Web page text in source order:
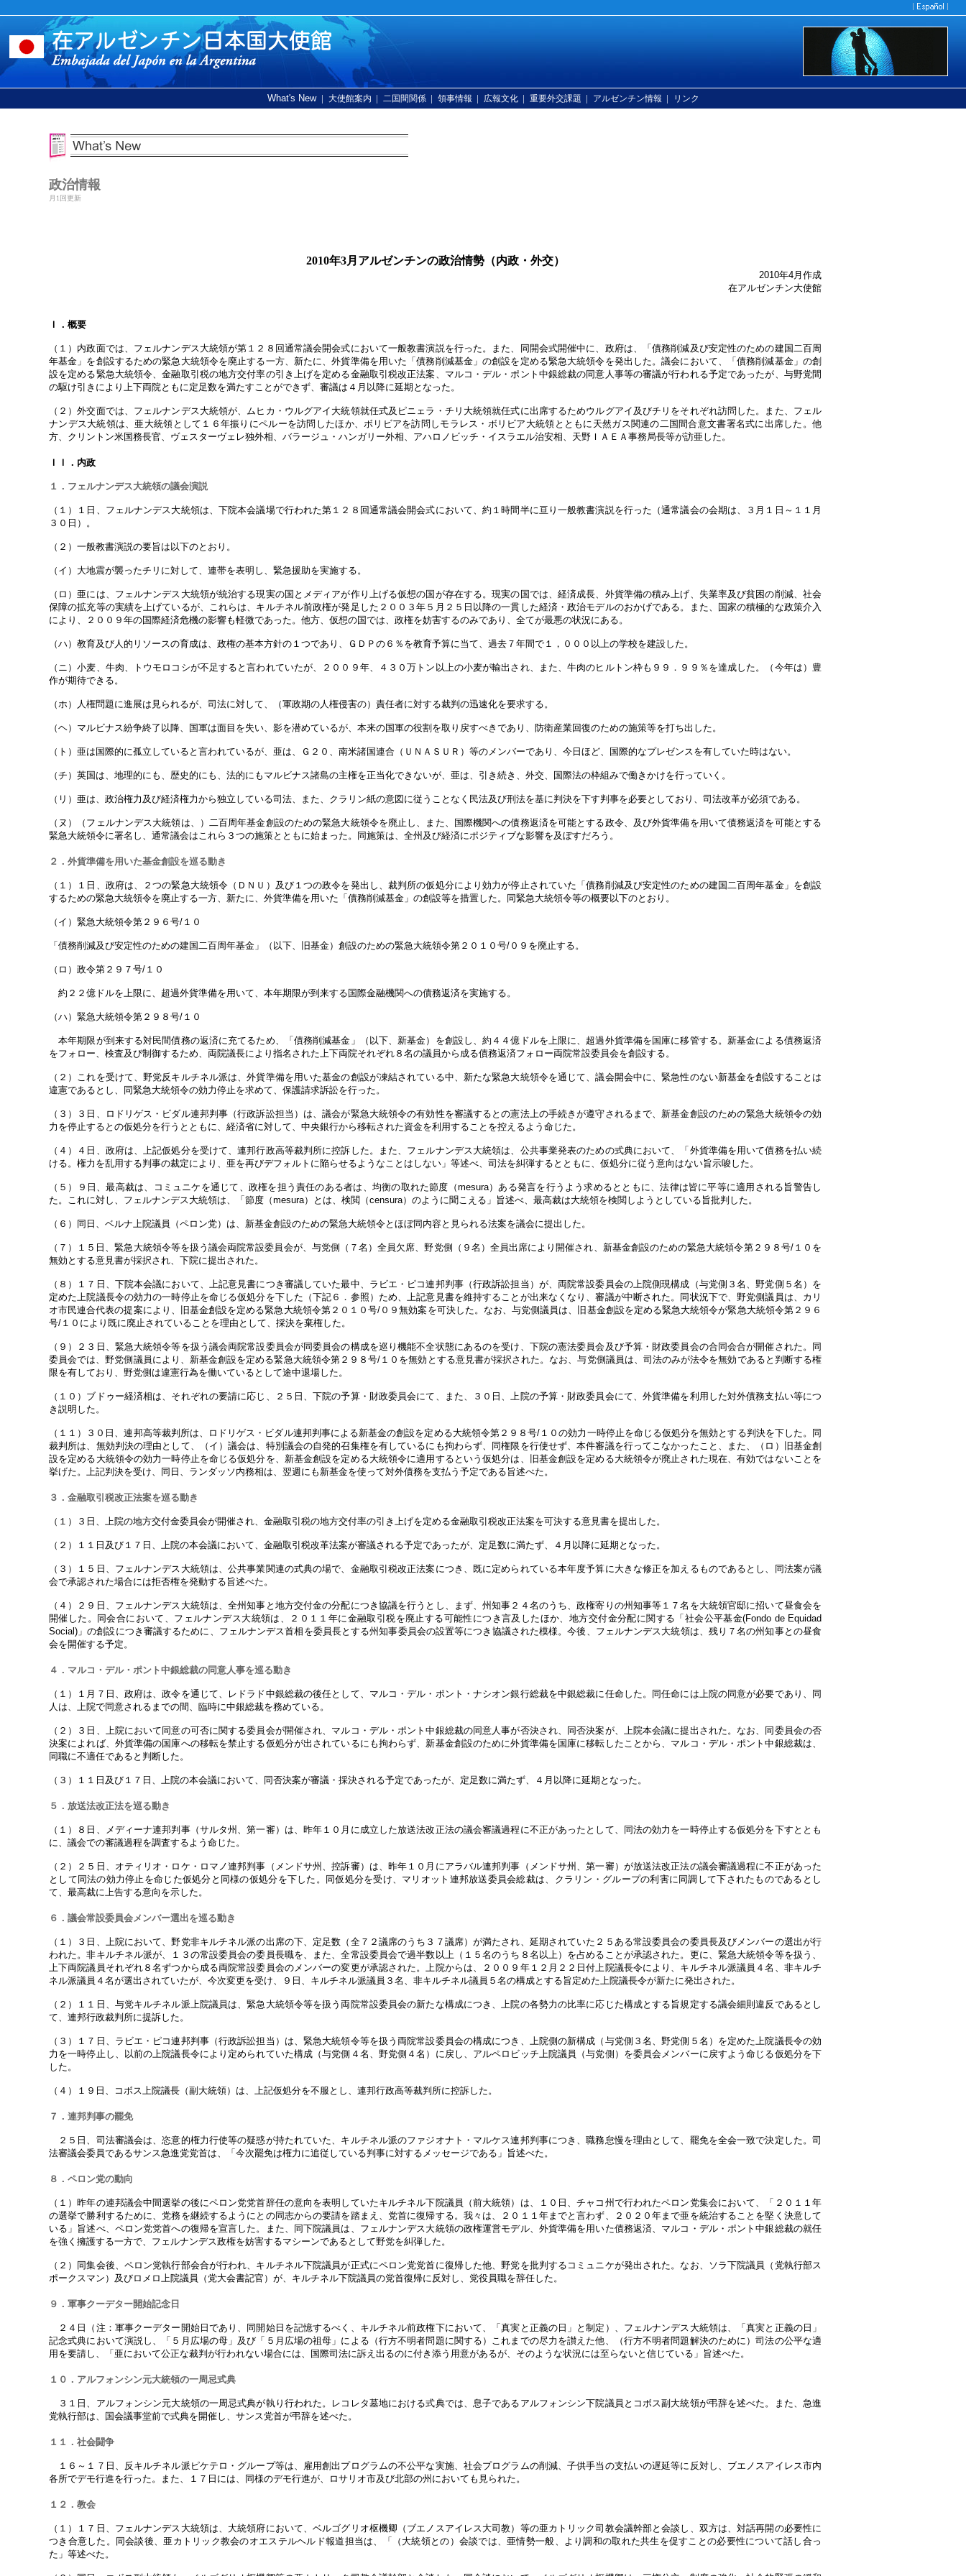
What's New | 大使館案内 | 二国間関係 | 領事情報 | 広報文化 | 重要外交課題 | アルゼンチン情報 | リンク
政治情報
月1回更新
2010年3月アルゼンチンの政治情勢（内政・外交）
2010年4月作成
在アルゼンチン大使館
Ｉ．概要
（１）内政面では、フェルナンデス大統領が第１２８回通常議会開会式において一般教書演説を行った。また、同開会式開催中に、政府は、「債務削減及び安定性のための建国二百周
年基金」を創設するための緊急大統領令を廃止する一方、新たに、外貨準備を用いた「債務削減基金」の創設を定める緊急大統領令を発出した。議会において、「債務削減基金」の創
設を定める緊急大統領令、金融取引税の地方交付率の引き上げを定める金融取引税改正法案、マルコ・デル・ポント中銀総裁の同意人事等の審議が行われる予定であったが、与野党間
の駆け引きにより上下両院ともに定足数を満たすことができず、審議は４月以降に延期となった。
（２）外交面では、フェルナンデス大統領が、ムヒカ・ウルグアイ大統領就任式及ピニェラ・チリ大統領就任式に出席するためウルグアイ及びチリをそれぞれ訪問した。また、フェル
ナンデス大統領は、亜大統領として１６年振りにペルーを訪問したほか、ボリビアを訪問しモラレス・ボリビア大統領とともに天然ガス関連の二国間合意文書署名式に出席した。他
方、クリントン米国務長官、ヴェスターヴェレ独外相、バラージュ・ハンガリー外相、アハロノビッチ・イスラエル治安相、天野ＩＡＥＡ事務局長等が訪亜した。
ＩＩ．内政
１．フェルナンデス大統領の議会演説
（１）１日、フェルナンデス大統領は、下院本会議場で行われた第１２８回通常議会開会式において、約１時間半に亘り一般教書演説を行った（通常議会の会期は、３月１日～１１月
３０日）。
（２）一般教書演説の要旨は以下のとおり。
（イ）大地震が襲ったチリに対して、連帯を表明し、緊急援助を実施する。
（ロ）亜には、フェルナンデス大統領が統治する現実の国とメディアが作り上げる仮想の国が存在する。現実の国では、経済成長、外貨準備の積み上げ、失業率及び貧困の削減、社会
保障の拡充等の実績を上げているが、これらは、キルチネル前政権が発足した２００３年５月２５日以降の一貫した経済・政治モデルのおかげである。また、国家の積極的な政策介入
により、２００９年の国際経済危機の影響も軽微であった。他方、仮想の国では、政権を妨害するのみであり、全てが最悪の状況にある。
（ハ）教育及び人的リソースの育成は、政権の基本方針の１つであり、ＧＤＰの６％を教育予算に当て、過去７年間で１，０００以上の学校を建設した。
（ニ）小麦、牛肉、トウモロコシが不足すると言われていたが、２００９年、４３０万トン以上の小麦が輸出され、また、牛肉のヒルトン枠も９９．９９％を達成した。（今年は）豊
作が期待できる。
（ホ）人権問題に進展は見られるが、司法に対して、（軍政期の人権侵害の）責任者に対する裁判の迅速化を要求する。
（ヘ）マルビナス紛争終了以降、国軍は面目を失い、影を潜めているが、本来の国軍の役割を取り戻すべきであり、防衛産業回復のための施策等を打ち出した。
（ト）亜は国際的に孤立していると言われているが、亜は、Ｇ２０、南米諸国連合（ＵＮＡＳＵＲ）等のメンバーであり、今日ほど、国際的なプレゼンスを有していた時はない。
（チ）英国は、地理的にも、歴史的にも、法的にもマルビナス諸島の主権を正当化できないが、亜は、引き続き、外交、国際法の枠組みで働きかけを行っていく。
（リ）亜は、政治権力及び経済権力から独立している司法、また、クラリン紙の意図に従うことなく民法及び刑法を基に判決を下す判事を必要としており、司法改革が必須である。
（ヌ）（フェルナンデス大統領は、）二百周年基金創設のための緊急大統領令を廃止し、また、国際機関への債務返済を可能とする政令、及び外貨準備を用いて債務返済を可能とする
緊急大統領令に署名し、通常議会はこれら３つの施策とともに始まった。同施策は、全州及び経済にポジティブな影響を及ぼすだろう。
２．外貨準備を用いた基金創設を巡る動き
（１）１日、政府は、２つの緊急大統領令（ＤＮＵ）及び１つの政令を発出し、裁判所の仮処分により効力が停止されていた「債務削減及び安定性のための建国二百周年基金」を創設
するための緊急大統領令を廃止する一方、新たに、外貨準備を用いた「債務削減基金」の創設等を措置した。同緊急大統領令等の概要以下のとおり。
（イ）緊急大統領令第２９６号/１０
「債務削減及び安定性のための建国二百周年基金」（以下、旧基金）創設のための緊急大統領令第２０１０号/０９を廃止する。
（ロ）政令第２９７号/１０
約２２億ドルを上限に、超過外貨準備を用いて、本年期限が到来する国際金融機関への債務返済を実施する。
（ハ）緊急大統領令第２９８号/１０
本年期限が到来する対民間債務の返済に充てるため、「債務削減基金」（以下、新基金）を創設し、約４４億ドルを上限に、超過外貨準備を国庫に移管する。新基金による債務返済
をフォロー、検査及び制御するため、両院議長により指名された上下両院それぞれ８名の議員から成る債務返済フォロー両院常設委員会を創設する。
（２）これを受けて、野党反キルチネル派は、外貨準備を用いた基金の創設が凍結されている中、新たな緊急大統領令を通じて、議会開会中に、緊急性のない新基金を創設することは
違憲であるとし、同緊急大統領令の効力停止を求めて、保護請求訴訟を行った。
（３）３日、ロドリゲス・ビダル連邦判事（行政訴訟担当）は、議会が緊急大統領令の有効性を審議するとの憲法上の手続きが遵守されるまで、新基金創設のための緊急大統領令の効
力を停止するとの仮処分を行うとともに、経済省に対して、中央銀行から移転された資金を利用することを控えるよう命じた。
（４）４日、政府は、上記仮処分を受けて、連邦行政高等裁判所に控訴した。また、フェルナンデス大統領は、公共事業発表のための式典において、「外貨準備を用いて債務を払い続
ける。権力を乱用する判事の裁定により、亜を再びデフォルトに陥らせるようなことはしない」等述べ、司法を糾弾するとともに、仮処分に従う意向はない旨示唆した。
（５）９日、最高裁は、コミュニケを通じて、政権を担う責任のある者は、均衡の取れた節度（mesura）ある発言を行うよう求めるとともに、法律は皆に平等に適用される旨警告し
た。これに対し、フェルナンデス大統領は、「節度（mesura）とは、検閲（censura）のように聞こえる」旨述べ、最高裁は大統領を検閲しようとしている旨批判した。
（６）同日、ベルナ上院議員（ペロン党）は、新基金創設のための緊急大統領令とほぼ同内容と見られる法案を議会に提出した。
（７）１５日、緊急大統領令等を扱う議会両院常設委員会が、与党側（７名）全員欠席、野党側（９名）全員出席により開催され、新基金創設のための緊急大統領令第２９８号/１０を
無効とする意見書が採択され、下院に提出された。
（８）１７日、下院本会議において、上記意見書につき審議していた最中、ラビエ・ピコ連邦判事（行政訴訟担当）が、両院常設委員会の上院側現構成（与党側３名、野党側５名）を
定めた上院議長令の効力の一時停止を命じる仮処分を下した（下記６．参照）ため、上記意見書を維持することが出来なくなり、審議が中断された。同状況下で、野党側議員は、カリ
オ市民連合代表の提案により、旧基金創設を定める緊急大統領令第２０１０号/０９無効案を可決した。なお、与党側議員は、旧基金創設を定める緊急大統領令が緊急大統領令第２９６
号/１０により既に廃止されていることを理由として、採決を棄権した。
（９）２３日、緊急大統領令等を扱う議会両院常設委員会が同委員会の構成を巡り機能不全状態にあるのを受け、下院の憲法委員会及び予算・財政委員会の合同会合が開催された。同
委員会では、野党側議員により、新基金創設を定める緊急大統領令第２９８号/１０を無効とする意見書が採択された。なお、与党側議員は、司法のみが法令を無効であると判断する権
限を有しており、野党側は違憲行為を働いているとして途中退場した。
（１０）ブドゥー経済相は、それぞれの要請に応じ、２５日、下院の予算・財政委員会にて、また、３０日、上院の予算・財政委員会にて、外貨準備を利用した対外債務支払い等につ
き説明した。
（１１）３０日、連邦高等裁判所は、ロドリゲス・ビダル連邦判事による新基金の創設を定める大統領令第２９８号/１０の効力一時停止を命じる仮処分を無効とする判決を下した。同
裁判所は、無効判決の理由として、（イ）議会は、特別議会の自発的召集権を有しているにも拘わらず、同権限を行使せず、本件審議を行ってこなかったこと、また、（ロ）旧基金創
設を定める大統領令の効力一時停止を命じる仮処分を、新基金創設を定める大統領令に適用するという仮処分は、旧基金創設を定める大統領令が廃止された現在、有効ではないことを
挙げた。上記判決を受け、同日、ランダッソ内務相は、翌週にも新基金を使って対外債務を支払う予定である旨述べた。
３．金融取引税改正法案を巡る動き
（１）３日、上院の地方交付金委員会が開催され、金融取引税の地方交付率の引き上げを定める金融取引税改正法案を可決する意見書を提出した。
（２）１１日及び１７日、上院の本会議において、金融取引税改革法案が審議される予定であったが、定足数に満たず、４月以降に延期となった。
（３）１５日、フェルナンデス大統領は、公共事業関連の式典の場で、金融取引税改正法案につき、既に定められている本年度予算に大きな修正を加えるものであるとし、同法案が議
会で承認された場合には拒否権を発動する旨述べた。
（４）２９日、フェルナンデス大統領は、全州知事と地方交付金の分配につき協議を行うとし、まず、州知事２４名のうち、政権寄りの州知事等１７名を大統領官邸に招いて昼食会を
開催した。同会合において、フェルナンデス大統領は、２０１１年に金融取引税を廃止する可能性につき言及したほか、地方交付金分配に関する「社会公平基金(Fondo de Equidad
Social)」の創設につき審議するために、フェルナンデス首相を委員長とする州知事委員会の設置等につき協議された模様。今後、フェルナンデス大統領は、残り７名の州知事との昼食
会を開催する予定。
４．マルコ・デル・ポント中銀総裁の同意人事を巡る動き
（１）１月７日、政府は、政令を通じて、レドラド中銀総裁の後任として、マルコ・デル・ポント・ナシオン銀行総裁を中銀総裁に任命した。同任命には上院の同意が必要であり、同
人は、上院で同意されるまでの間、臨時に中銀総裁を務めている。
（２）３日、上院において同意の可否に関する委員会が開催され、マルコ・デル・ポント中銀総裁の同意人事が否決され、同否決案が、上院本会議に提出された。なお、同委員会の否
決案によれば、外貨準備の国庫への移転を禁止する仮処分が出されているにも拘わらず、新基金創設のために外貨準備を国庫に移転したことから、マルコ・デル・ポント中銀総裁は、
同職に不適任であると判断した。
（３）１１日及び１７日、上院の本会議において、同否決案が審議・採決される予定であったが、定足数に満たず、４月以降に延期となった。
５．放送法改正法を巡る動き
（１）８日、メディーナ連邦判事（サルタ州、第一審）は、昨年１０月に成立した放送法改正法の議会審議過程に不正があったとして、同法の効力を一時停止する仮処分を下すととも
に、議会での審議過程を調査するよう命じた。
（２）２５日、オティリオ・ロケ・ロマノ連邦判事（メンドサ州、控訴審）は、昨年１０月にアラバル連邦判事（メンドサ州、第一審）が放送法改正法の議会審議過程に不正があった
として同法の効力停止を命じた仮処分と同様の仮処分を下した。同仮処分を受け、マリオット連邦放送委員会総裁は、クラリン・グループの利害に同調して下されたものであるとし
て、最高裁に上告する意向を示した。
６．議会常設委員会メンバー選出を巡る動き
（１）３日、上院において、野党非キルチネル派の出席の下、定足数（全７２議席のうち３７議席）が満たされ、延期されていた２５ある常設委員会の委員長及びメンバーの選出が行
われた。非キルチネル派が、１３の常設委員会の委員長職を、また、全常設委員会で過半数以上（１５名のうち８名以上）を占めることが承認された。更に、緊急大統領令等を扱う、
上下両院議員それぞれ８名ずつから成る両院常設委員会のメンバーの変更が承認された。上院からは、２００９年１２月２２日付上院議長令により、キルチネル派議員４名、非キルチ
ネル派議員４名が選出されていたが、今次変更を受け、９日、キルチネル派議員３名、非キルチネル議員５名の構成とする旨定めた上院議長令が新たに発出された。
（２）１１日、与党キルチネル派上院議員は、緊急大統領令等を扱う両院常設委員会の新たな構成につき、上院の各勢力の比率に応じた構成とする旨規定する議会細則違反であるとし
て、連邦行政裁判所に提訴した。
（３）１７日、ラビエ・ピコ連邦判事（行政訴訟担当）は、緊急大統領令等を扱う両院常設委員会の構成につき、上院側の新構成（与党側３名、野党側５名）を定めた上院議長令の効
力を一時停止し、以前の上院議長令により定められていた構成（与党側４名、野党側４名）に戻し、アルペロビッチ上院議員（与党側）を委員会メンバーに戻すよう命じる仮処分を下
した。
（４）１９日、コボス上院議長（副大統領）は、上記仮処分を不服とし、連邦行政高等裁判所に控訴した。
７．連邦判事の罷免
２５日、司法審議会は、恣意的権力行使等の疑惑が持たれていた、キルチネル派のファジオナト・マルケス連邦判事につき、職務怠慢を理由として、罷免を全会一致で決定した。司
法審議会委員であるサンス急進党党首は、「今次罷免は権力に追従している判事に対するメッセージである」旨述べた。
８．ペロン党の動向
（１）昨年の連邦議会中間選挙の後にペロン党党首辞任の意向を表明していたキルチネル下院議員（前大統領）は、１０日、チャコ州で行われたペロン党集会において、「２０１１年
の選挙で勝利するために、党務を継続するようにとの同志からの要請を踏まえ、党首に復帰する。我々は、２０１１年までと言わず、２０２０年まで亜を統治することを堅く決意して
いる」旨述べ、ペロン党党首への復帰を宣言した。また、同下院議員は、フェルナンデス大統領の政権運営モデル、外貨準備を用いた債務返済、マルコ・デル・ポント中銀総裁の就任
を強く擁護する一方で、フェルナンデス政権を妨害するマシーンであるとして野党を糾弾した。
（２）同集会後、ペロン党執行部会合が行われ、キルチネル下院議員が正式にペロン党党首に復帰した他、野党を批判するコミュニケが発出された。なお、ソラ下院議員（党執行部ス
ポークスマン）及びロメロ上院議員（党大会書記官）が、キルチネル下院議員の党首復帰に反対し、党役員職を辞任した。
９．軍事クーデター開始記念日
２４日（注：軍事クーデター開始日であり、同開始日を記憶するべく、キルチネル前政権下において、「真実と正義の日」と制定）、フェルナンデス大統領は、「真実と正義の日」
記念式典において演説し、「５月広場の母」及び「５月広場の祖母」による（行方不明者問題に関する）これまでの尽力を讃えた他、（行方不明者問題解決のために）司法の公平な適
用を要請し、「亜において公正な裁判が行われない場合には、国際司法に訴え出るのに付き添う用意があるが、そのような状況には至らないと信じている」旨述べた。
１０．アルフォンシン元大統領の一周忌式典
３１日、アルフォンシン元大統領の一周忌式典が執り行われた。レコレタ墓地における式典では、息子であるアルフォンシン下院議員とコボス副大統領が弔辞を述べた。また、急進
党執行部は、国会議事堂前で式典を開催し、サンス党首が弔辞を述べた。
１１．社会闘争
１６～１７日、反キルチネル派ピケテロ・グループ等は、雇用創出プログラムの不公平な実施、社会プログラムの削減、子供手当の支払いの遅延等に反対し、ブエノスアイレス市内
各所でデモ行進を行った。また、１７日には、同様のデモ行進が、ロサリオ市及び北部の州においても見られた。
１２．教会
（１）１７日、フェルナンデス大統領は、大統領府において、ベルゴグリオ枢機卿（ブエノスアイレス大司教）等の亜カトリック司教会議幹部と会談し、双方は、対話再開の必要性に
つき合意した。同会談後、亜カトリック教会のオエステルヘルド報道担当は、「（大統領との）会談では、亜情勢一般、より調和の取れた共生を促すことの必要性について話し合っ
た」等述べた。